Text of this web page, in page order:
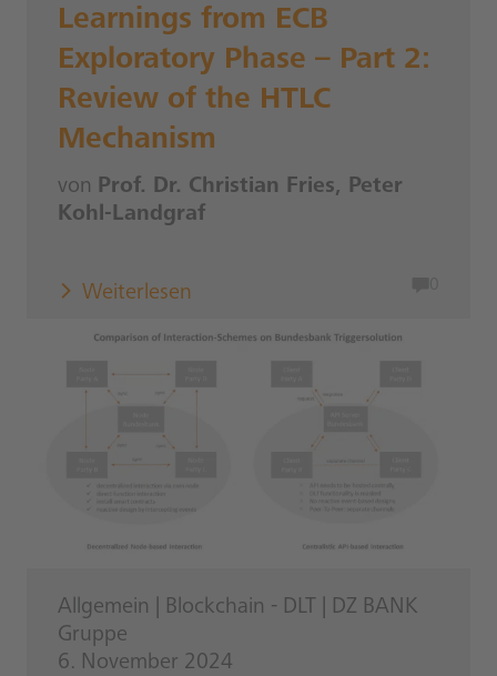
Learnings from ECB
Exploratory Phase – Part 2:
Review of the HTLC
Mechanism
von Prof. Dr. Christian Fries, Peter
Kohl-Landgraf
Weiterlesen
Allgemein Blockchain - DLT
DZ BANK
Gruppe
6. November 2024